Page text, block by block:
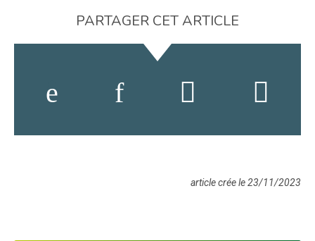
PARTAGER CET ARTICLE
article crée le 23/11/2023